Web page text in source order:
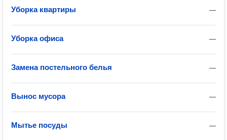
—
Уборка квартиры
—
Уборка офиса
—
Замена постельного белья
—
Вынос мусора
—
Мытье посуды